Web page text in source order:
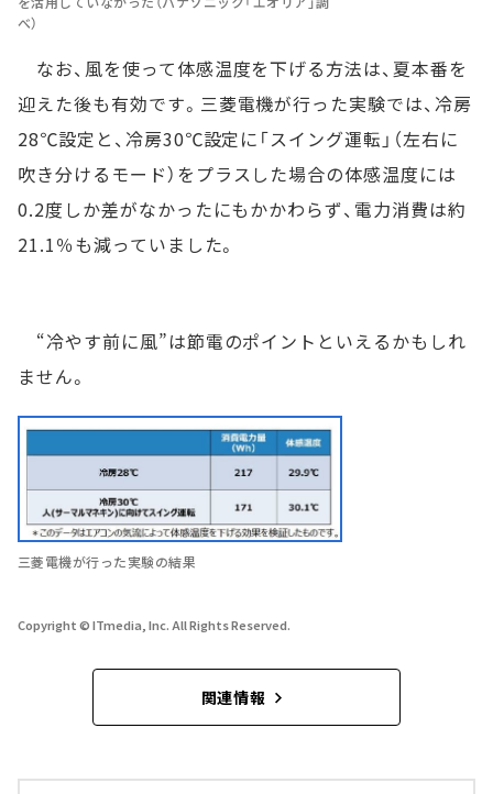
べ）
なお、風を使って体感温度を下げる方法は、夏本番を
迎えた後も有効です。三菱電機が行った実験では、冷房
28℃設定と、冷房30℃設定に「スイング運転」（左右に
吹き分けるモード）をプラスした場合の体感温度には
0.2度しか差がなかったにもかかわらず、電力消費は約
21.1％も減っていました。
“冷やす前に風”は節電のポイントといえるかもしれ
ません。
三菱電機が行った実験の結果
Copyright © ITmedia, Inc. All Rights Reserved.
関連情報